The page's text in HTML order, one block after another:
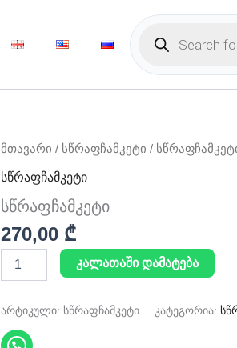
Products
search
მთავარი / სწრაფჩამკეტი /
სწრაფჩამკეტი
სწრაფჩამკეტი
270,00 ₾
რაოდენობა:
კალათაში დამატება
არტიკული: სწრაფჩამკეტი კატეგორია: